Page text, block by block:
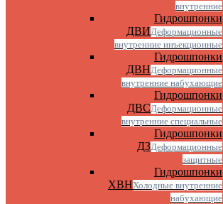
внутренние
Гидрошпонки
ДВИДеформационные
внутренние инъекционные
Гидрошпонки
ДВНДеформационные
внутренние набухающие
Гидрошпонки
ДВСДеформационные
внутренние специальные
Гидрошпонки
ДЗДеформационные
защитные
Гидрошпонки
ХВНХолодные внутренние
набухающие